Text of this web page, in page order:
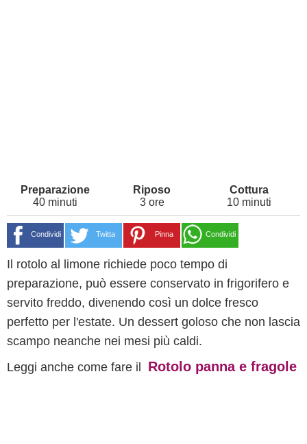
40 minuti 3 ore 10 minuti
Condividi Twitta Pinna Condividi
Il rotolo al limone richiede poco tempo di
preparazione, può essere conservato in frigorifero e
servito freddo, divenendo così un dolce fresco
perfetto per l'estate. Un dessert goloso che non lascia
scampo neanche nei mesi più caldi.
Leggi anche come fare il Rotolo panna e fragole